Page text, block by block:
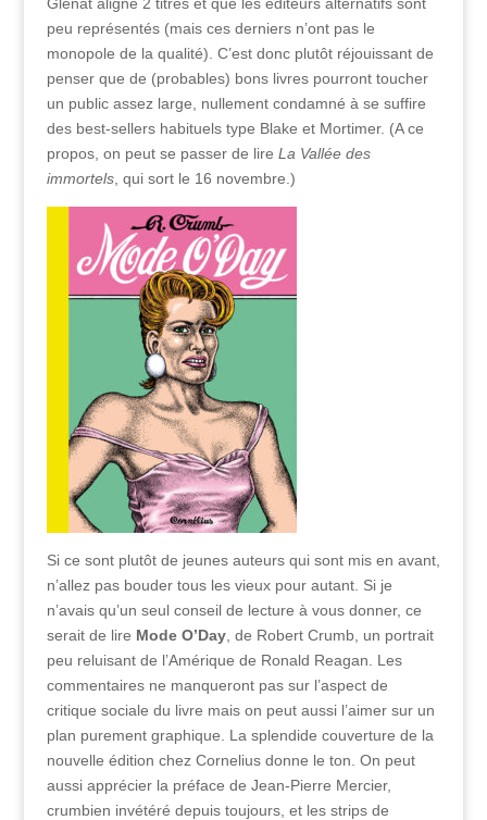
peu représentés (mais ces derniers n’ont pas le
monopole de la qualité). C’est donc plutôt réjouissant de
penser que de (probables) bons livres pourront toucher
un public assez large, nullement condamné à se suffire
des best-sellers habituels type Blake et Mortimer. (A ce
propos, on peut se passer de lire La Vallée des
immortels, qui sort le 16 novembre.)
Si ce sont plutôt de jeunes auteurs qui sont mis en avant,
n’allez pas bouder tous les vieux pour autant. Si je
n’avais qu’un seul conseil de lecture à vous donner, ce
serait de lire Mode O’Day, de Robert Crumb, un portrait
peu reluisant de l’Amérique de Ronald Reagan. Les
commentaires ne manqueront pas sur l’aspect de
critique sociale du livre mais on peut aussi l’aimer sur un
plan purement graphique. La splendide couverture de la
nouvelle édition chez Cornelius donne le ton. On peut
aussi apprécier la préface de Jean-Pierre Mercier,
crumbien invétéré depuis toujours, et les strips de